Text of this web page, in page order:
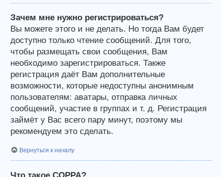
Зачем мне нужно регистрироваться?
Вы можете этого и не делать. Но тогда Вам будет
доступно только чтение сообщений. Для того,
чтобы размещать свои сообщения, Вам
необходимо зарегистрироваться. Также
регистрация даёт Вам дополнительные
возможности, которые недоступны анонимным
пользователям: аватары, отправка личных
сообщений, участие в группах и т. д. Регистрация
займёт у Вас всего пару минут, поэтому мы
рекомендуем это сделать.
Вернуться к началу